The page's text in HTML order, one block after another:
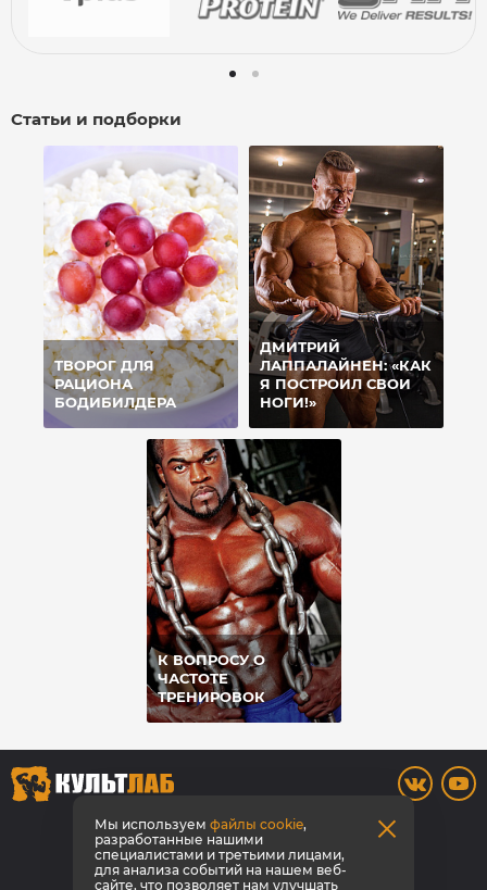
Статьи и подборки
ТВОРОГ ДЛЯ
РАЦИОНА
БОДИБИЛДЕРА
ДМИТРИЙ
ЛАППАЛАЙНЕН: «КАК
Я ПОСТРОИЛ СВОИ
НОГИ!»
К ВОПРОСУ О
ЧАСТОТЕ
ТРЕНИРОВОК
8 (3842) 446-373
Заказать звонок
Мы используемфайлы cookie,
разработанные нашими
специалистами и третьими лицами,
для анализа событий на нашем веб-
сайте, что позволяет нам улучшать